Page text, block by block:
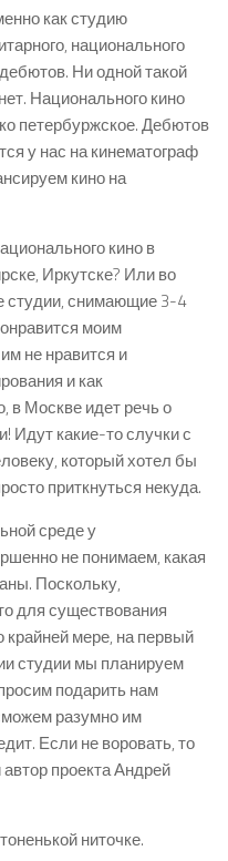
как студию
национального
Ни одной такой
Национального кино
петербуржское. Дебютов
у нас на кинематограф
кино на
кино в
Иркутске? Или во
студии, снимающие 3-4
моим
не нравится и
и как
в Москве идет речь о
Идут какие-то случки с
который хотел бы
приткнуться некуда.
среде у
не понимаем, какая
Поскольку,
для существования
мере, на первый
студии мы планируем
подарить нам
разумно им
Если не воровать, то
проекта Андрей
ниточке.